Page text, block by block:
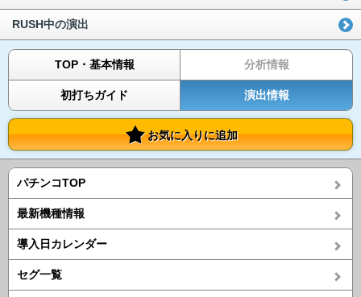
RUSH中の演出
TOP・基本情報 分析情報
初打ちガイド 演出情報
お気に入りに追加
パチンコTOP
最新機種情報
導入日カレンダー
セグ一覧